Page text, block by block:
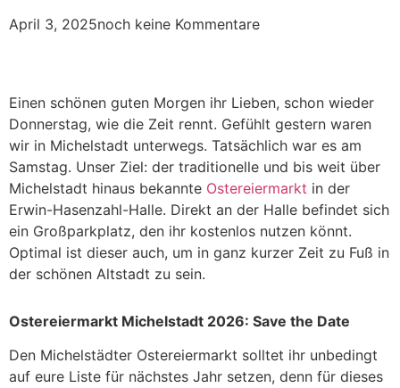
April 3, 2025noch keine Kommentare
Einen schönen guten Morgen ihr Lieben, schon wieder
Donnerstag, wie die Zeit rennt. Gefühlt gestern waren
wir in Michelstadt unterwegs. Tatsächlich war es am
Samstag. Unser Ziel: der traditionelle und bis weit über
Michelstadt hinaus bekannte Ostereiermarkt in der
Erwin-Hasenzahl-Halle. Direkt an der Halle befindet sich
ein Großparkplatz, den ihr kostenlos nutzen könnt.
Optimal ist dieser auch, um in ganz kurzer Zeit zu Fuß in
der schönen Altstadt zu sein.
Ostereiermarkt Michelstadt 2026: Save the Date
Den Michelstädter Ostereiermarkt solltet ihr unbedingt
auf eure Liste für nächstes Jahr setzen, denn für dieses